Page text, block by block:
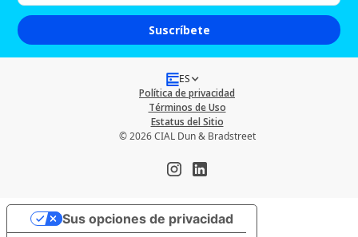
ES
© 2026 CIAL Dun & Bradstreet
Política de privacidad
Términos de Uso
Estatus del Sitio
Sus opciones de privacidad